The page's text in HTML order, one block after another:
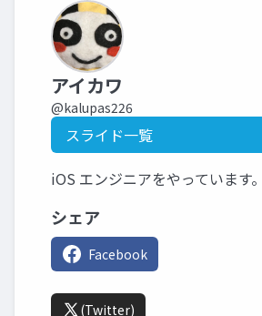
アイカワ
@kalupas226
スライド一覧
iOS エンジニアをやっています。
シェア
Facebook
(Twitter)